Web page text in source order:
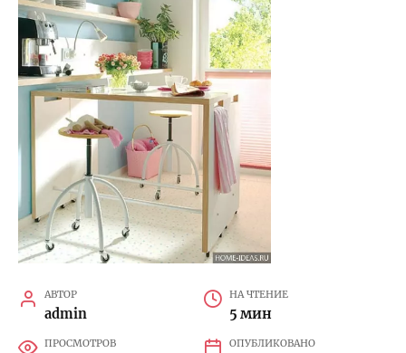
АВТОР
admin
НА ЧТЕНИЕ
5 мин
ПРОСМОТРОВ ОПУБЛИКОВАНО